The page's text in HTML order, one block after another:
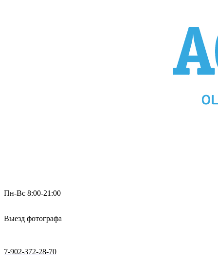
Пн-Вс 8:00-21:00
Выезд фотографа
7-902-372-28-70